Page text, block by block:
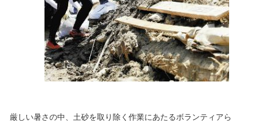
厳しい暑さの中、土砂を取り除く作業にあたるボランティアら